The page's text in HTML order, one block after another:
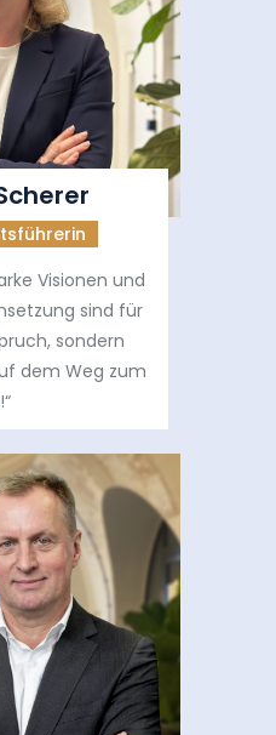
Visionen und
sind für
sondern
dem Weg zum